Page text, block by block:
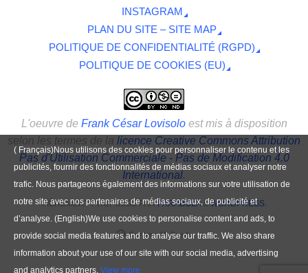
INSTAGRAM
PLAN DU SITE – SITE MAP
POLITIQUE DE CONFIDENTIALITÉ (RGPD)
POLITIQUE DE COOKIES (EU)
L'oeuvrede Frank César Lovisoloest mis à disposition
selon les termes de la licence Creative Commons Attribution
Pas d'Utilisation Commerciale - Pas de Modification 4.0
International.
FIÈREMENT PROPULSÉ PARPARABOLA&WORDPRESS.
( Français)Nous utilisons des cookies pour personnaliser le contenu et les
publicités, fournir des fonctionnalités de médias sociaux et analyser notre
trafic. Nous partageons également des informations sur votre utilisation de
notre site avec nos partenaires de médias sociaux, de publicité et
d’analyse. (English)We use cookies to personalise content and ads, to
provide social media features and to analyse our traffic. We also share
information about your use of our site with our social media, advertising
and analytics partners. View more
Contenu IA-Ready